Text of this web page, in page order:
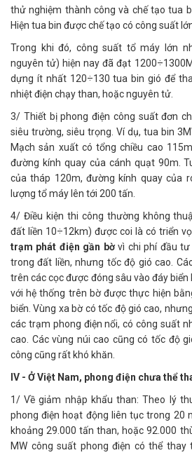
thử nghiệm thành công và chế tạo tua
Hiện tua bin được chế tạo có công suất
Trong khi đó, công suất tổ máy lớn
nguyên tử) hiện nay đã đạt
dựng ít nhất 120÷130 tua bin gió để
nhiệt điện chạy than, hoặc nguyên tử.
3/ Thiết bị phong điện công suất đơn
siêu trường, siêu trọng. Ví dụ, tua bin
Mạch sản xuất có tổng chiều cao
đường kính quay của cánh quạt 90m.
của tháp 120m, đường kính quay của
lượng tổ máy lên tới 200 tấn.
4/ Điều kiện thi công thường không
đất liền 10÷12km) được coi là có triển
trạm phát điện gần bờvì chi phí đầu tư
trong đất liền, nhưng tốc độ gió cao.
trên các cọc được đóng sâu vào đáy biển
với hệ thống trên bờ được thực hiện
biển. Vùng xa bờ có tốc độ gió cao,
các trạm phong điện nổi, có công suất
cao. Các vùng núi cao cũng có tốc độ
công cũng rất khó khăn.
IV - Ở Việt Nam, phong điện chưa thể
1/ Về giảm nhập khẩu than: Theo lý
phong điện hoạt động liên tục trong 20
khoảng 29.000 tấn than, hoặc 92.000
MW công suất phong điện có thể thay